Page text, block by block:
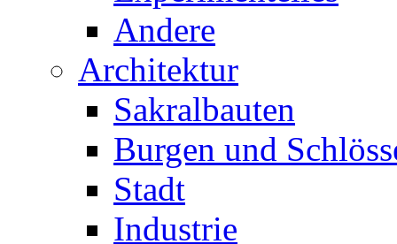
Andere
Architektur
Sakralbauten
Burgen und
Stadt
Industrie